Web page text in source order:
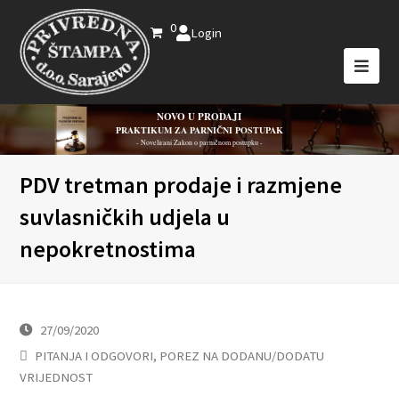
0 Login
NOVO U PRODAJI
PRAKTIKUM ZA PARNIČNI POSTUPAK
- Novelirani Zakon o parničnom postupku -
PDV tretman prodaje i razmjene
suvlasničkih udjela u
nepokretnostima
27/09/2020
PITANJA I ODGOVORI, POREZ NA DODANU/DODATU
VRIJEDNOST